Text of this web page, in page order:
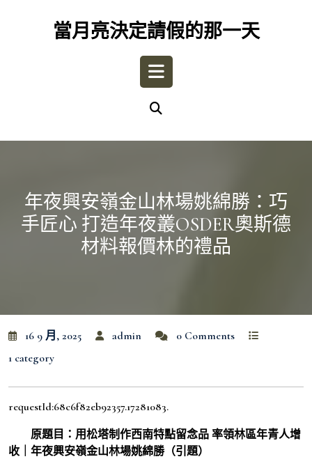
當月亮決定請假的那一天
Open
年夜興安嶺金山林場姚綿勝：巧
手匠心 打造年夜叢OSDER奧斯德
材料報價林的禮品
16 9 月, 2025 admin
0 Comments
1 category
requestId:68c6f82eb92357.17281083.
原題目：用松塔制作西南特點留念品 率領林區年青人增
收｜年夜興安嶺金山林場姚綿勝（引題）